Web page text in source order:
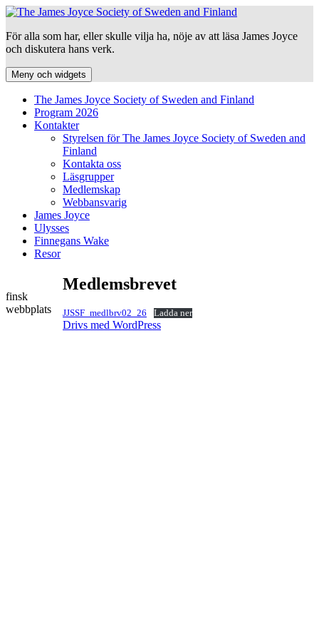
Hoppa
innehåll
För alla som har, eller skulle vilja ha, nöje av att läsa James Joyce
och diskutera hans verk.
Meny och widgets
The James Joyce Society of Sweden and Finland
Program 2026
Kontakter
Styrelsen för The James Joyce Society of Sweden and
Finland
Kontakta oss
Läsgrupper
Medlemskap
Webbansvarig
James Joyce
Ulysses
Finnegans Wake
Resor
finsk
webbplats
Medlemsbrevet
JJSSF_medlbrv02_26 Ladda ner
Drivs med WordPress